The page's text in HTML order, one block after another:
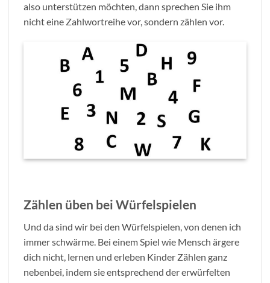
also unterstützen möchten, dann sprechen Sie ihm
nicht eine Zahlwortreihe vor, sondern zählen vor.
Zählen üben bei Würfelspielen
Und da sind wir bei den Würfelspielen, von denen ich
immer schwärme. Bei einem Spiel wie Mensch ärgere
dich nicht, lernen und erleben Kinder Zählen ganz
nebenbei, indem sie entsprechend der erwürfelten